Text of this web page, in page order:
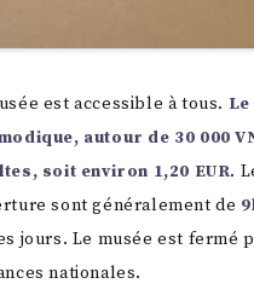
est accessible à tous.
autour de 30 000
soit environ 1,20 EUR.
sont généralement de
jours. Le musée est fermé
nationales.